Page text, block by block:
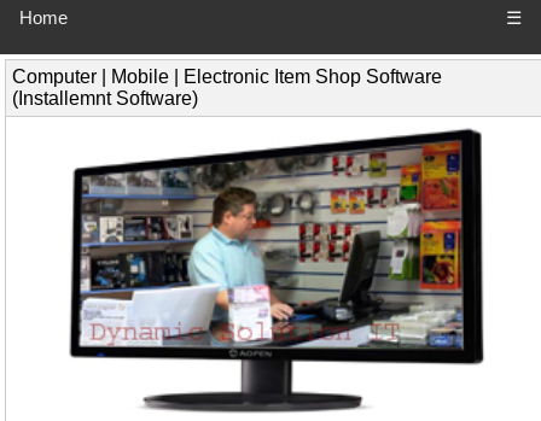
Home ☰
Computer | Mobile | Electronic Item Shop Software
(Installemnt Software)